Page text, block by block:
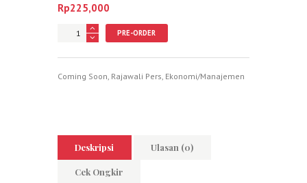
Rp225,000
Jumlah PRE-ORDER
Coming Soon, Rajawali Pers, Ekonomi/Manajemen
Deskripsi Ulasan (0)
Cek Ongkir